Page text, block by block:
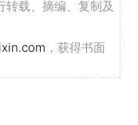
转载、摘编、复制及
，获得书面